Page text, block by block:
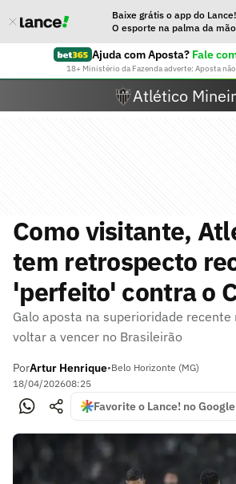
Baixe grátis o app do Lance!
O esporte na palma da
Ajuda com Aposta? Fale
18+ Ministério da Fazenda adverte: Aposta
Atlético
Como visitante,
tem retrospecto
'perfeito' contra o
Galo aposta na superioridade recente
voltar a vencer no Brasileirão
PorArtur Henrique•Belo Horizonte (MG)
18/04/202608:25
Favorite o Lance! no Google